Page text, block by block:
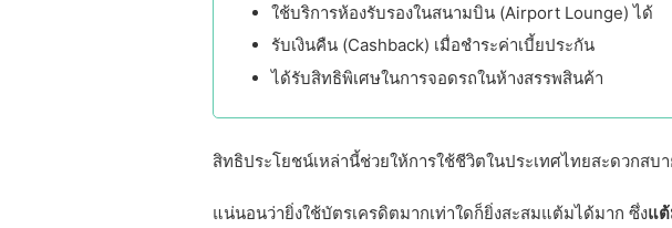
ใช้บริการห้องรับรองในสนามบิน (Airport Lounge) ได้
รับเงินคืน (Cashback) เมื่อชำระค่าเบี้ยประกัน
ได้รับสิทธิพิเศษในการจอดรถในห้างสรรพสินค้า
สิทธิประโยชน์เหล่านี้ช่วยให้การใช้ชีวิตในประเทศไทยสะดวกสบ
แน่นอนว่ายิ่งใช้บัตรเครดิตมากเท่าใดก็ยิ่งสะสมแต้มได้มาก ซึ่งแ